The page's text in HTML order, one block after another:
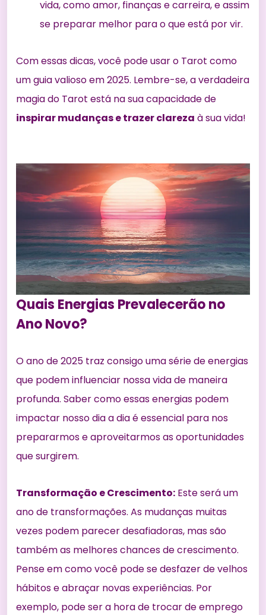
vida, como amor, finanças e carreira, e assim
se preparar melhor para o que está por vir.
Com essas dicas, você pode usar o Tarot como
um guia valioso em 2025. Lembre-se, a verdadeira
magia do Tarot está na sua capacidade de
inspirar mudanças e trazer clareza à sua vida!
Quais Energias Prevalecerão no
Ano Novo?
O ano de 2025 traz consigo uma série de energias
que podem influenciar nossa vida de maneira
profunda. Saber como essas energias podem
impactar nosso dia a dia é essencial para nos
prepararmos e aproveitarmos as oportunidades
que surgirem.
Transformação e Crescimento: Este será um
ano de transformações. As mudanças muitas
vezes podem parecer desafiadoras, mas são
também as melhores chances de crescimento.
Pense em como você pode se desfazer de velhos
hábitos e abraçar novas experiências. Por
exemplo, pode ser a hora de trocar de emprego